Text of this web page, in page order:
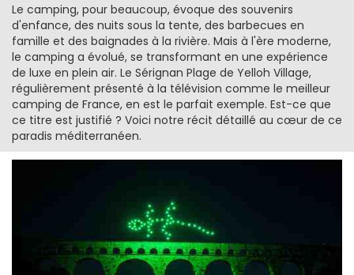
Le camping, pour beaucoup, évoque des souvenirs
d'enfance, des nuits sous la tente, des barbecues en
famille et des baignades à la rivière. Mais à l'ère moderne,
le camping a évolué, se transformant en une expérience
de luxe en plein air. Le Sérignan Plage de Yelloh Village,
régulièrement présenté à la télévision comme le meilleur
camping de France, en est le parfait exemple. Est-ce que
ce titre est justifié ? Voici notre récit détaillé au cœur de ce
paradis méditerranéen.